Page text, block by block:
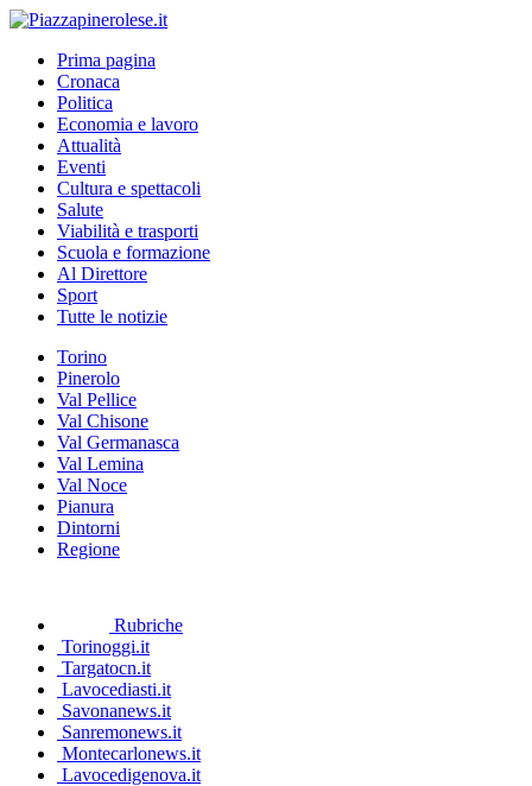
Prima pagina
Cronaca
Politica
Economia e lavoro
Attualità
Eventi
Cultura e spettacoli
Salute
Viabilità e trasporti
Scuola e formazione
Al Direttore
Sport
Tutte le notizie
Torino
Pinerolo
Val Pellice
Val Chisone
Val Germanasca
Val Lemina
Val Noce
Pianura
Dintorni
Regione
Rubriche
Torinoggi.it
Targatocn.it
Lavocediasti.it
Savonanews.it
Sanremonews.it
Montecarlonews.it
Lavocedigenova.it